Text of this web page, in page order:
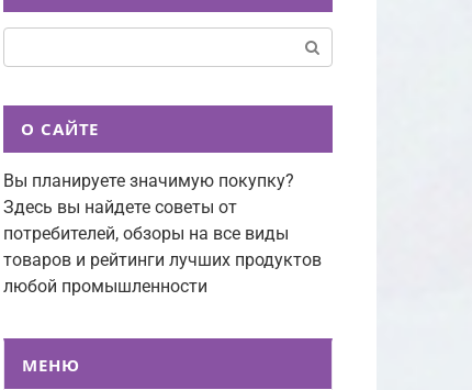
О САЙТЕ
Вы планируете значимую покупку?
Здесь вы найдете советы от
потребителей, обзоры на все виды
товаров и рейтинги лучших продуктов
любой промышленности
МЕНЮ